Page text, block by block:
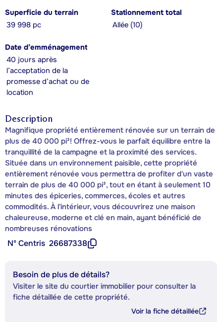
Superficie du terrain
39 998 pc
Stationnement total
Allée (10)
Date d’emménagement
40 jours après
l’acceptation de la
promesse d’achat ou de
location
Description
Magnifique propriété entièrement rénovée sur un terrain de
plus de 40 000 pi²! Offrez-vous le parfait équilibre entre la
tranquillité de la campagne et la proximité des services.
Située dans un environnement paisible, cette propriété
entièrement rénovée vous permettra de profiter d'un vaste
terrain de plus de 40 000 pi², tout en étant à seulement 10
minutes des épiceries, commerces, écoles et autres
commodités. À l'intérieur, vous découvrirez une maison
chaleureuse, moderne et clé en main, ayant bénéficié de
nombreuses rénovations
Nº Centris 26687338
Besoin de plus de détails?
Visiter le site du courtier immobilier pour consulter la
fiche détaillée de cette propriété.
Voir la fiche détaillée